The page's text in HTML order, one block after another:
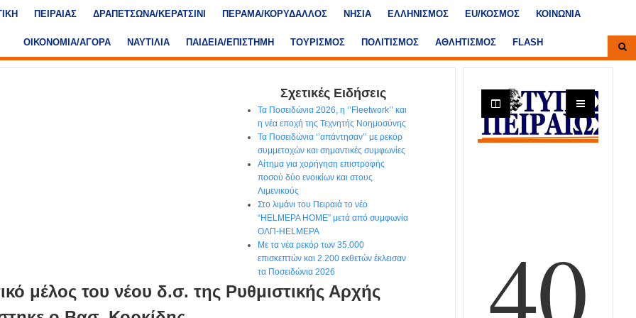
ΠΕΙΡΑΙΑΣ ΔΡΑΠΕΤΣΩΝΑ/ΚΕΡΑΤΣΙΝΙ ΠΕΡΑΜΑ/ΚΟΡΥΔΑΛΛΟΣ ΝΗΣΙΑ ΕΛΛΗΝΙΣΜΟΣ ΕU/ΚΟΣΜΟΣ ΚΟΙΝΩΝΙΑ
ΟΙΚΟΝΟΜΙΑ/ΑΓΟΡΑ ΝΑΥΤΙΛΙΑ ΠΑΙΔΕΙΑ/ΕΠΙΣΤΗΜΗ ΤΟΥΡΙΣΜΟΣ ΠΟΛΙΤΙΣΜΟΣ ΑΘΛΗΤΙΣΜΟΣ FLASH
Σχετικές Ειδήσεις
Τα Ποσειδώνια 2026, η ‘’Fleetwork’’ και
η νέα εποχή της Τεχνητής Νοημοσύνης
Τα Ποσειδώνια ‘’απάντησαν’’ με ρεκόρ
συμμετοχών και σημαντικές συμφωνίες
Αίτημα για χορήγηση επιστροφής
ποσού δύο ενοικίων και στους
Λιμενικούς
Στο λιμάνι του Πειραιά το νέο
“HELMEPA HOME” μετά από συμφωνία
ΟΛΠ-HELMEPA
Με τα νέα ρεκόρ των 35.000
επισκεπτών και 2.200 εκθετών έκλεισαν
τα Ποσειδώνια 2026
μέλος του νέου δ.σ. της Ρυθμιστικής Αρχής